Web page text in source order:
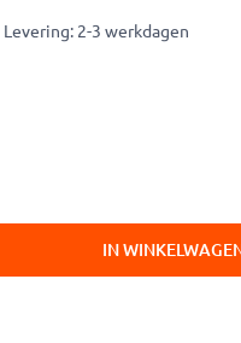
Levering: 2-3 werkdagen
IN